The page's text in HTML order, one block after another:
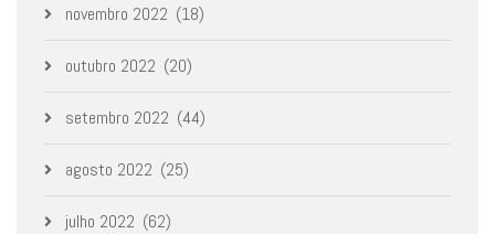
novembro 2022 (18)
outubro 2022 (20)
setembro 2022 (44)
agosto 2022 (25)
julho 2022 (62)